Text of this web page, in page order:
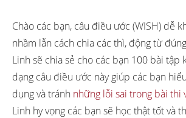
Chào các bạn, câu điều ước (WISH) dễ
nhầm lẫn cách chia các thì, động từ
Linh sẽ chia sẻ cho các bạn 100 bài tập
dạng câu điều ước này giúp các bạn
dụng và tránh những lỗi sai trong bài thi
Linh hy vọng các bạn sẽ học thật tốt và